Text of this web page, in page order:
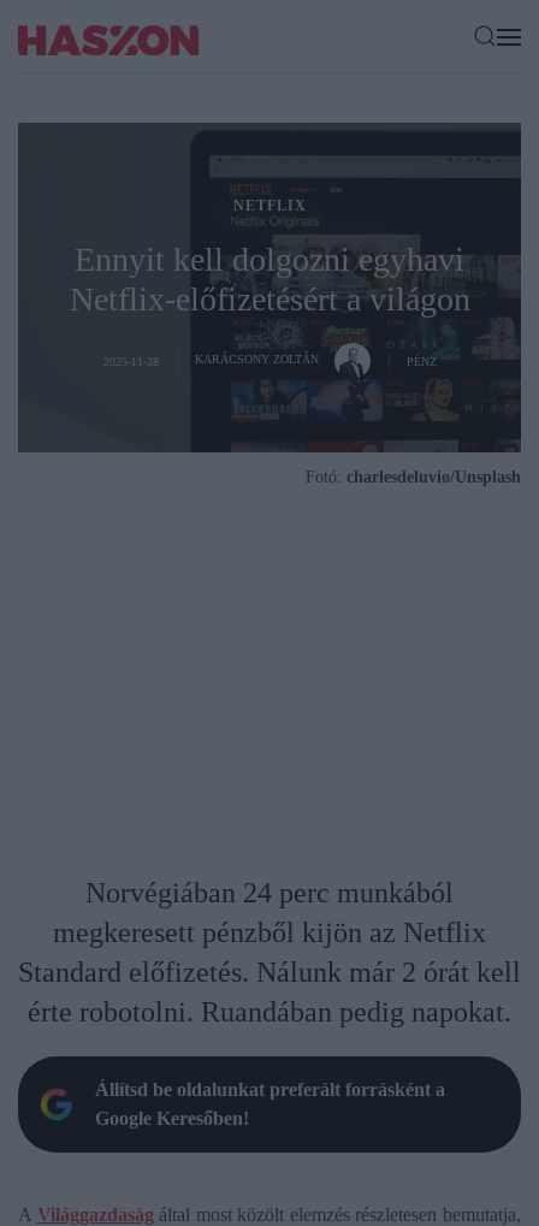
NETFLIX
Ennyit kell dolgozni egyhavi
Netflix-előfizetésért a világon
2025-11-28 KARÁCSONY ZOLTÁN PÉNZ
Fotó: charlesdeluvio/Unsplash
Norvégiában 24 perc munkából
megkeresett pénzből kijön az Netflix
Standard előfizetés. Nálunk már 2 órát kell
érte robotolni. Ruandában pedig napokat.
Állítsd be oldalunkat preferált forrásként a
Google Keresőben!
A Világgazdaság által most közölt elemzés részletesen bemutatja,